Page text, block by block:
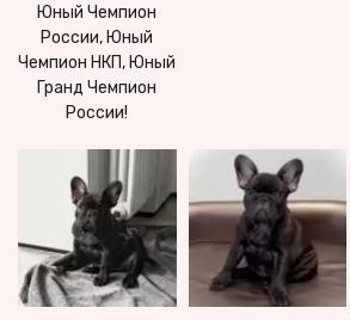
Юный Чемпион
России, Юный
Чемпион НКП, Юный
Гранд Чемпион
России!